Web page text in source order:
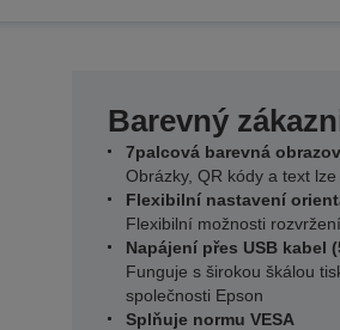
Barevný
7palcová barevná
Obrázky, QR kódy a text
Flexibilní nastavení
Flexibilní možnosti
Napájení přes USB kabel
Funguje s širokou škálou
společnosti Epson
Splňuje normu VESA